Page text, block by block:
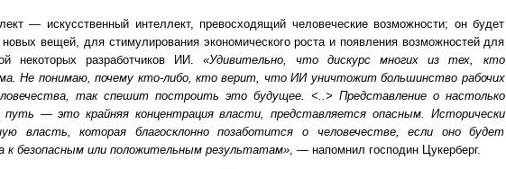
— искусственный интеллект, превосходящий человеческие возможности; он будет
вещей, для стимулирования экономического роста и появления возможностей для
некоторых разработчиков ИИ.«Удивительно, что дискурс многих из тех, кто
Не понимаю, почему кто-либо, кто верит, что ИИ уничтожит большинство рабочих
так спешит построить это будущее. <..> Представление о настолько
— это крайняя концентрация власти, представляется опасным. Исторически
власть, которая благосклонно позаботится о человечестве, если оно будет
к безопасным или положительным результатам», — напомнил господин Цукерберг.